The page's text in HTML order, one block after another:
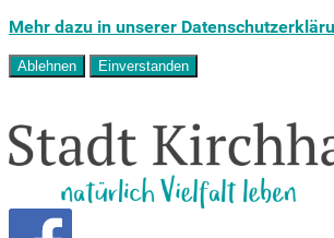
Mehr dazu in unserer
Ablehnen Einverstanden